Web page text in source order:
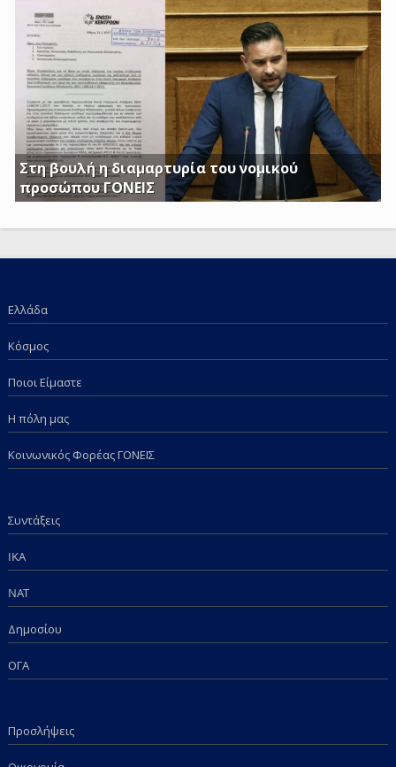
Τέκνων, καθώς και το Ειδικό Επίδομα Στήριξης σε
Τρίτεκνες – Πολύτεκνες οικογένειες από τα εισοδηματικά
κριτήρια όπως αυτά καθορίζονται με το υπ’ αριθμ. 128/24-
1-2017 ΦΕΚ
Στη βουλή η διαμαρτυρία του νομικού
προσώπου ΓΟΝΕΙΣ
Γ. Κατσιαντώνης: Φορολογείτε με Κοινή Υπουργική
Απόφαση και τα επιδόματα των παιδιών μας; Πόση
Ελλάδα
Κόσμος
Ποιοι Είμαστε
Η πόλη μας
Κοινωνικός Φορέας ΓΟΝΕΙΣ
Συντάξεις
IKA
NAT
Δημοσίου
ΟΓΑ
Προσλήψεις